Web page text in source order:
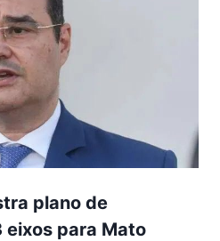
plano de
eixos para Mato